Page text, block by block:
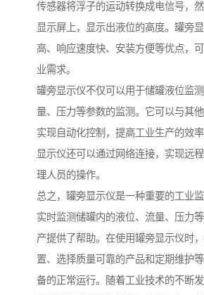
传感器将浮子的运动转换成电信号，
显示屏上，显示出液位的高度。罐旁
高、响应速度快、安装方便等优点，
业需求。
罐旁显示仪不仅可以用于储罐液位监
量、压力等参数的监测。它可以与其他
实现自动化控制，提高工业生产的效
显示仪还可以通过网络连接，实现远
理人员的操作。
总之，罐旁显示仪是一种重要的工业
实时监测储罐内的液位、流量、压力
产提供了帮助。在使用罐旁显示仪时
置、选择质量可靠的产品和定期维护
备的正常运行。随着工业技术的不断